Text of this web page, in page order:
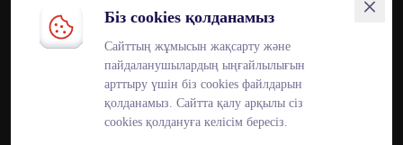
Platonus
Біз cookies қолданамыз
Сайттың жұмысын жақсарту және
пайдаланушылардың ыңғайлылығын
арттыру үшін біз cookies файлдарын
қолданамыз. Сайтта қалу арқылы сіз
cookies қолдануға келісім бересіз.